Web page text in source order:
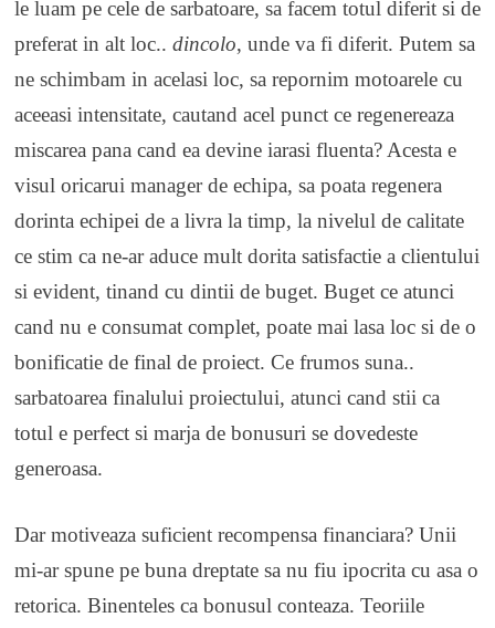
le luam pe cele de sarbatoare, sa facem totul diferit si de
preferat in alt loc.. dincolo, unde va fi diferit. Putem sa
ne schimbam in acelasi loc, sa repornim motoarele cu
aceeasi intensitate, cautand acel punct ce regenereaza
miscarea pana cand ea devine iarasi fluenta? Acesta e
visul oricarui manager de echipa, sa poata regenera
dorinta echipei de a livra la timp, la nivelul de calitate
ce stim ca ne-ar aduce mult dorita satisfactie a clientului
si evident, tinand cu dintii de buget. Buget ce atunci
cand nu e consumat complet, poate mai lasa loc si de o
bonificatie de final de proiect. Ce frumos suna..
sarbatoarea finalului proiectului, atunci cand stii ca
totul e perfect si marja de bonusuri se dovedeste
generoasa.
Dar motiveaza suficient recompensa financiara? Unii
mi-ar spune pe buna dreptate sa nu fiu ipocrita cu asa o
retorica. Binenteles ca bonusul conteaza. Teoriile